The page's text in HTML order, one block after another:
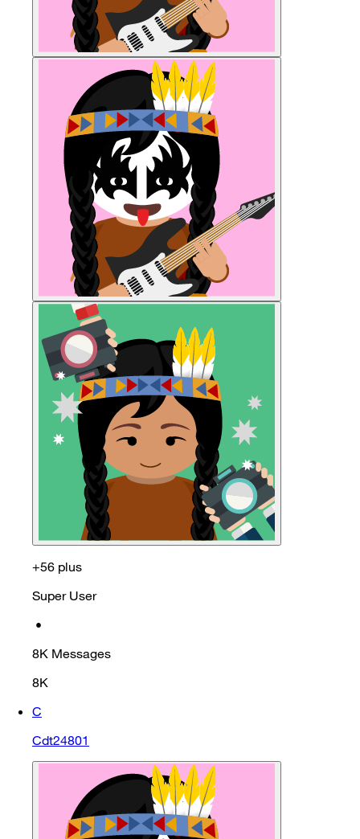
+56 plus
Super User
•
8K Messages
8K
C
Cdt24801